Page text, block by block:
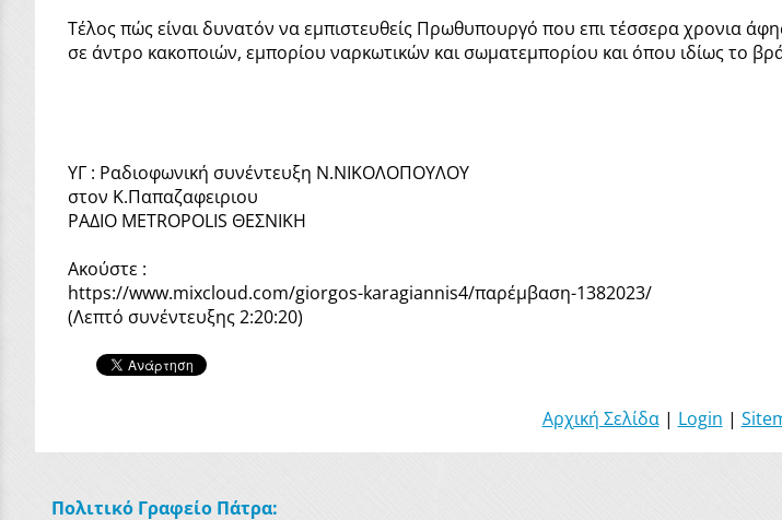
Τέλος πώς είναι δυνατόν να εμπιστευθείς Πρωθυπουργό που επι τέσσερα χρονια
σε άντρο κακοποιών, εμπορίου ναρκωτικών και σωματεμπορίου και όπου ιδίως το
ΥΓ : Ραδιοφωνική συνέντευξη Ν.ΝΙΚΟΛΟΠΟΥΛΟΥ
στον Κ.Παπαζαφειριου
ΡΑΔΙΟ ΜETROPOLIS ΘΕΣΝΙΚΗ
Ακούστε :
https://www.mixcloud.com/giorgos-karagiannis4/παρέμβαση-1382023/
(Λεπτό συνέντευξης 2:20:20)
Αρχική Σελίδα| Login |
Πολιτικό Γραφείο Πάτρα: